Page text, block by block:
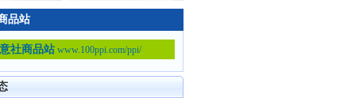
品站
社商品站www.100ppi.com/ppi/